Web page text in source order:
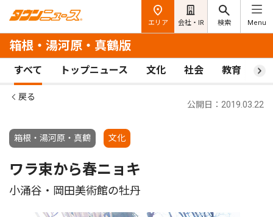
エリア 会社・IR 検索 Menu
箱根・湯河原・真鶴版
すべて トップニュース 文化 社会 教育 ス
戻る
箱根・湯河原・真鶴 文化
公開日：2019.03.22
ワラ束から春ニョキ
小涌谷・岡田美術館の牡丹